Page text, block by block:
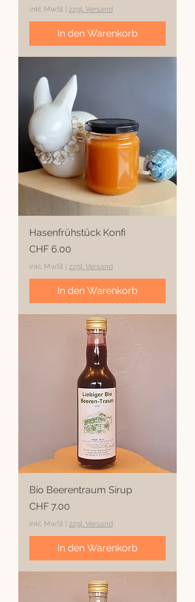
inkl. MwSt zzgl. Versand
In den Warenkorb
Hasenfrühstück Konfi
Preis
CHF 6.00
inkl. MwSt zzgl. Versand
In den Warenkorb
Bio Beerentraum Sirup
Preis
CHF 7.00
inkl. MwSt zzgl. Versand
In den Warenkorb